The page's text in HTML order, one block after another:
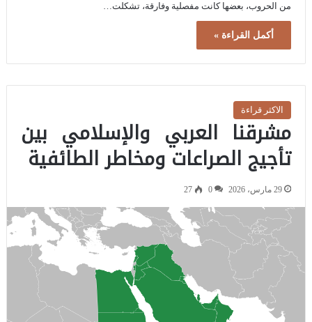
من الحروب، بعضها كانت مفصلية وفارقة، تشكلت…
أكمل القراءة »
الاكثر قراءة
مشرقنا العربي والإسلامي بين
تأجيج الصراعات ومخاطر الطائفية
29 مارس، 2026 0
27